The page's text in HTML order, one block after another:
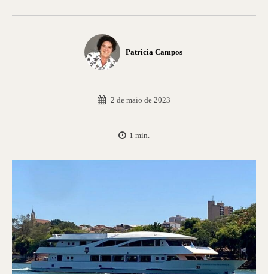
Patricia Campos
2 de maio de 2023
1 min.